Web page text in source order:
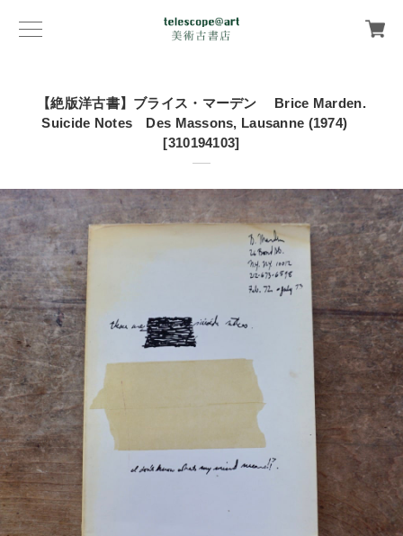
【絶版洋古書】ブライス・マーデン Brice Marden.
Suicide Notes Des Massons, Lausanne (1974)
[310194103]